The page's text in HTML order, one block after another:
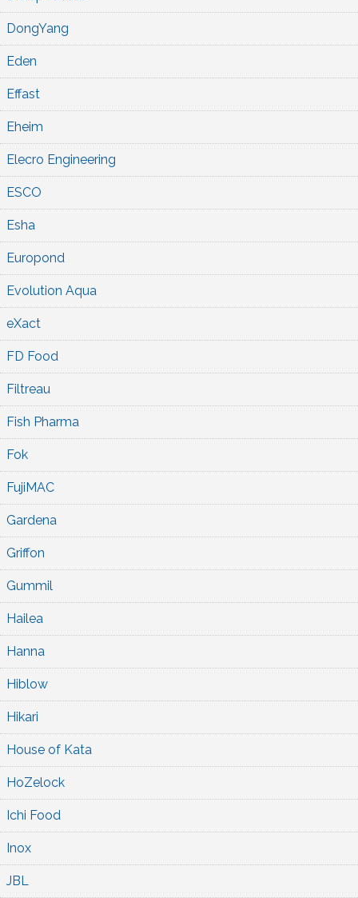
DongYang
Eden
Effast
Eheim
Elecro Engineering
ESCO
Esha
Europond
Evolution Aqua
eXact
FD Food
Filtreau
Fish Pharma
Fok
FujiMAC
Gardena
Griffon
Gummil
Hailea
Hanna
Hiblow
Hikari
House of Kata
HoZelock
Ichi Food
Inox
JBL